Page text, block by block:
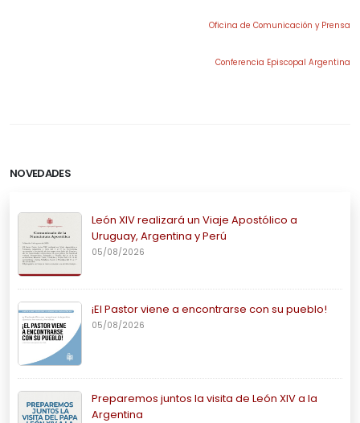
NOVEDADES
León XIV realizará un Viaje Apostólico a
Uruguay, Argentina y Perú
05/08/2026
¡El Pastor viene a encontrarse con su pueblo!
05/08/2026
Preparemos juntos la visita de León XIV a la
Argentina
Oficina de Comunicación y Prensa
Conferencia Episcopal Argentina